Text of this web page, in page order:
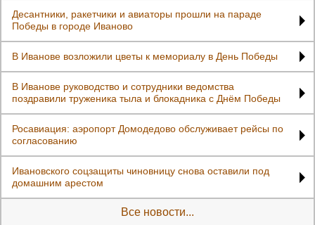
Десантники, ракетчики и авиаторы прошли на параде
Победы в городе Иваново
В Иванове возложили цветы к мемориалу в День Победы
В Иванове руководство и сотрудники ведомства
поздравили труженика тыла и блокадника с Днём Победы
Росавиация: аэропорт Домодедово обслуживает рейсы по
согласованию
Ивановского соцзащиты чиновницу снова оставили под
домашним арестом
Все новости...